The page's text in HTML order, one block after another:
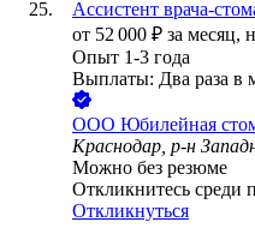
Ассистент врача-
от 52 000 ₽ за месяц,
Опыт 1-3 года
Выплаты: Два раза в
ООО Юбилейная
Краснодар, р-н
Можно без резюме
Откликнитесь среди
Откликнуться